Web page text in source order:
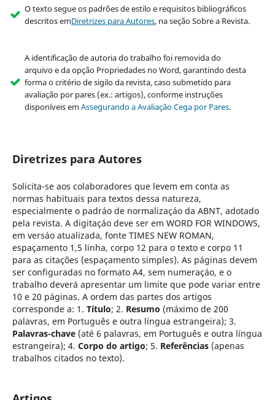
O texto segue os padrões de estilo e requisitos bibliográficos
descritos emDiretrizes para Autores, na seção Sobre a Revista.
A identificação de autoria do trabalho foi removida do
arquivo e da opção Propriedades no Word, garantindo desta
forma o critério de sigilo da revista, caso submetido para
avaliação por pares (ex.: artigos), conforme instruções
disponíveis emAssegurando a Avaliação Cega por Pares.
Diretrizes para Autores
Solicita-se aos colaboradores que levem em conta as
normas habituais para textos dessa natureza,
especialmente o padráo de normalizaçáo da ABNT, adotado
pela revista. A digitaçáo deve ser em WORD FOR WINDOWS,
em versáo atualizada, fonte TIMES NEW ROMAN,
espaçamento 1,5 linha, corpo 12 para o texto e corpo 11
para as citações (espaçamento simples). As páginas devem
ser configuradas no formato A4, sem numeraçáo, e o
trabalho deverá apresentar um limite que pode variar entre
10 e 20 páginas. A ordem das partes dos artigos
corresponde a: 1. Título; 2. Resumo (máximo de 200
palavras, em Português e outra língua estrangeira); 3.
Palavras-chave (até 6 palavras, em Português e outra língua
estrangeira); 4. Corpo do artigo; 5. Referências(apenas
trabalhos citados no texto).